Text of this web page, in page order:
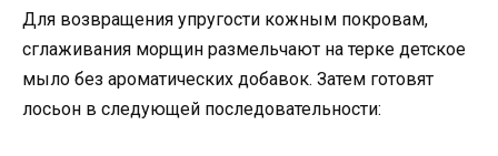
Для возвращения упругости кожным покровам,
сглаживания морщин размельчают на терке детское
мыло без ароматических добавок. Затем готовят
лосьон в следующей последовательности: